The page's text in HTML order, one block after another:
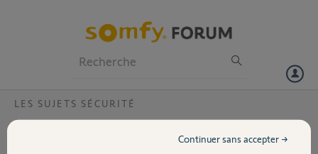
Volet
LES SUJETS SÉCURITÉ
associer alarme protexial io et tahoma
Continuer sans accepter →